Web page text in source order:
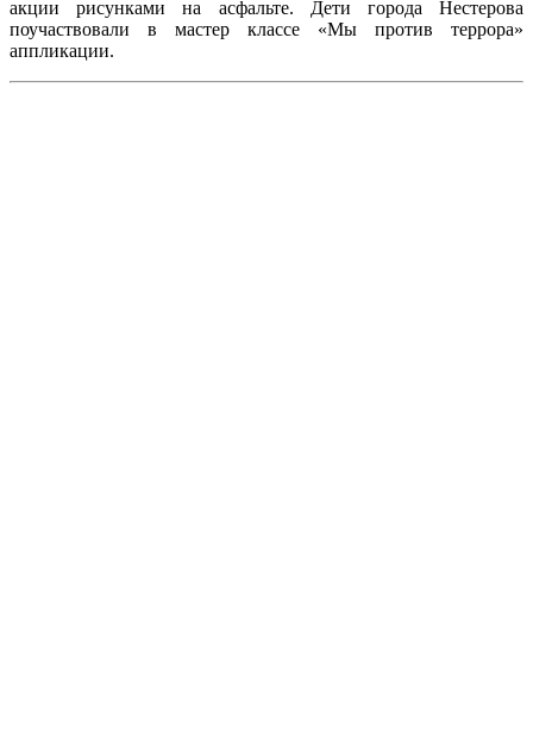
акции рисунками на асфальте. Дети города Нестерова
поучаствовали в мастер классе «Мы против террора»
аппликации.